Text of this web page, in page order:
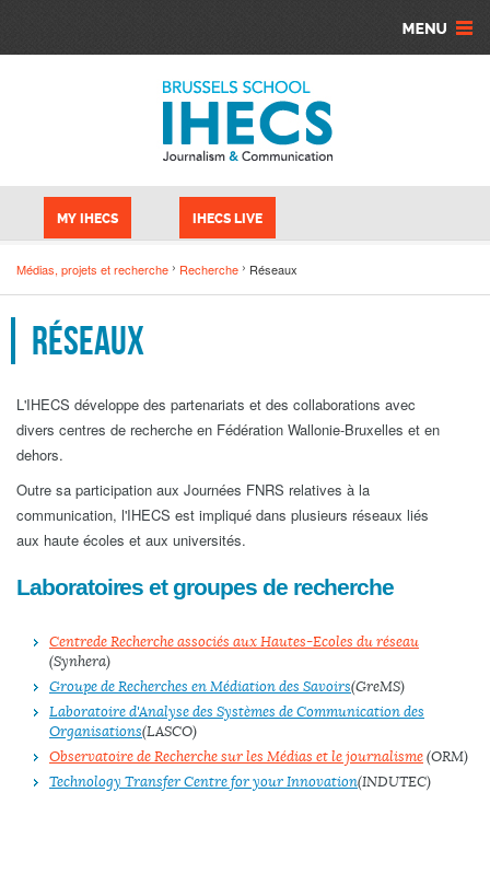
MY IHECS IHECS LIVE
Médias, projets et recherche Recherche Réseaux
Réseaux
L'IHECS développe des partenariats et des collaborations avec
divers centres de recherche en Fédération Wallonie-Bruxelles et en
dehors.
Outre sa participation aux Journées FNRS relatives à la
communication, l'IHECS est impliqué dans plusieurs réseaux liés
aux haute écoles et aux universités.
Laboratoires et groupes de recherche
Centre de Recherche associés aux Hautes-Ecoles du réseau
(Synhera)
Groupe de Recherches en Médiation des Savoirs(GreMS)
Laboratoire d'Analyse des Systèmes de Communication des
Organisations(LASCO)
Observatoire de Recherche sur les Médias et le journalisme(ORM)
Technology Transfer Centre for your Innovation(INDUTEC)